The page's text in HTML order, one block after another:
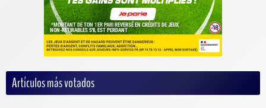
Artículos más votados